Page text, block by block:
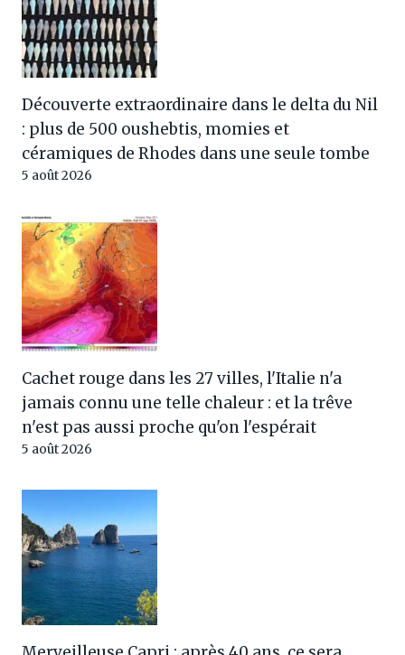
Découverte extraordinaire dans le delta du Nil
: plus de 500 oushebtis, momies et
céramiques de Rhodes dans une seule tombe
5 août 2026
Cachet rouge dans les 27 villes, l'Italie n'a
jamais connu une telle chaleur : et la trêve
n'est pas aussi proche qu'on l'espérait
5 août 2026